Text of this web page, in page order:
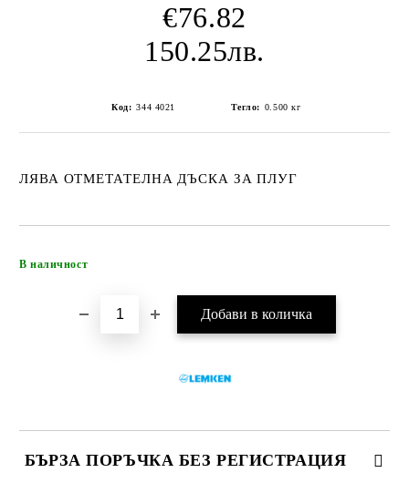
€76.82
150.25лв.
Код: 344 4021 Тегло: 0.500 кг
ЛЯВА ОТМЕТАТЕЛНА ДЪСКА ЗА ПЛУГ
В наличност
БЪРЗА ПОРЪЧКА БЕЗ РЕГИСТРАЦИЯ